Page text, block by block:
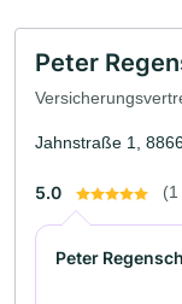
Peter
Jahnstraße 1,
5.0 (1
Peter